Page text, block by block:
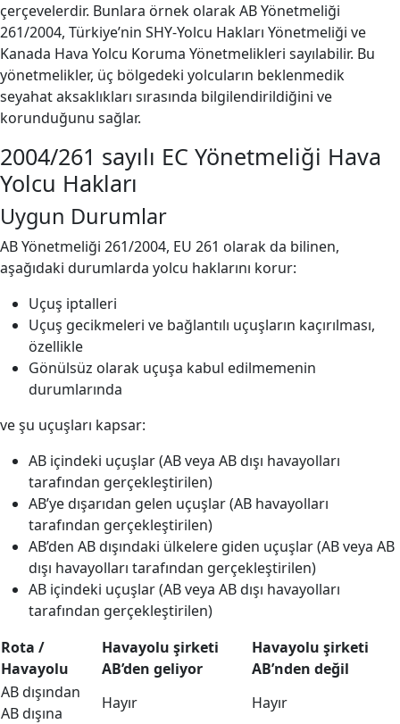
çerçevelerdir. Bunlara örnek olarak AB Yönetmeliği
261/2004, Türkiye’nin SHY-Yolcu Hakları Yönetmeliği ve
Kanada Hava Yolcu Koruma Yönetmelikleri sayılabilir. Bu
yönetmelikler, üç bölgedeki yolcuların beklenmedik
seyahat aksaklıkları sırasında bilgilendirildiğini ve
korunduğunu sağlar.
2004/261 sayılı EC Yönetmeliği Hava
Yolcu Hakları
Uygun Durumlar
AB Yönetmeliği 261/2004, EU 261 olarak da bilinen,
aşağıdaki durumlarda yolcu haklarını korur:
Uçuş iptalleri
Uçuş gecikmeleri ve bağlantılı uçuşların kaçırılması,
özellikle
Gönülsüz olarak uçuşa kabul edilmemenin
durumlarında
ve şu uçuşları kapsar:
AB içindeki uçuşlar (AB veya AB dışı havayolları
tarafından gerçekleştirilen)
AB’ye dışarıdan gelen uçuşlar (AB havayolları
tarafından gerçekleştirilen)
AB’den AB dışındaki ülkelere giden uçuşlar (AB veya AB
dışı havayolları tarafından gerçekleştirilen)
AB içindeki uçuşlar (AB veya AB dışı havayolları
tarafından gerçekleştirilen)
Rota /
Havayolu
Havayolu şirketi
AB’den geliyor
Havayolu şirketi
AB’nden değil
AB dışından
AB dışına
Hayır
Hayır